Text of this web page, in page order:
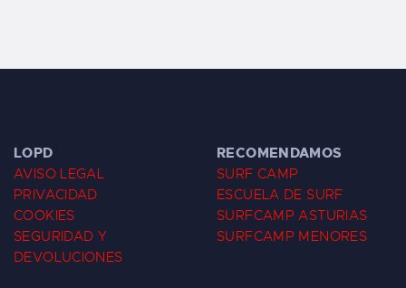
LOPD
AVISO LEGAL
PRIVACIDAD
COOKIES
SEGURIDAD Y
DEVOLUCIONES
RECOMENDAMOS
SURF CAMP
ESCUELA DE SURF
SURFCAMP ASTURIAS
SURFCAMP MENORES